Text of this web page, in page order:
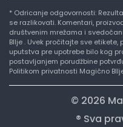
* Odricanje odgovornosti:
se razlikovati. Komentari,
društvenim mrežama i
BIlje . Uvek pročitajte sve
uputstva pre upotrebe bilo kog
postavljanjem porudžbine
Politikom privatnosti Magično
© 2026
® Sva